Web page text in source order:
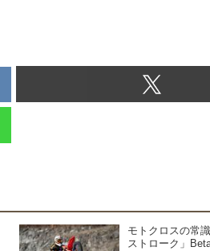
モトクロスの常
ストローク」